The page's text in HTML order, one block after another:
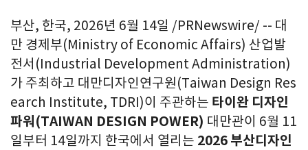
부산, 한국, 2026년 6월 14일 /PRNewswire/ -- 대
만 경제부(Ministry of Economic Affairs) 산업발
전서(Industrial Development Administration)
가 주최하고 대만디자인연구원(Taiwan Design Res
earch Institute, TDRI)이 주관하는 타이완 디자인
파워 (TAIWAN DESIGN POWER) 대만관이 6월 11
일부터 14일까지 한국에서 열리는 2026 부산디자인